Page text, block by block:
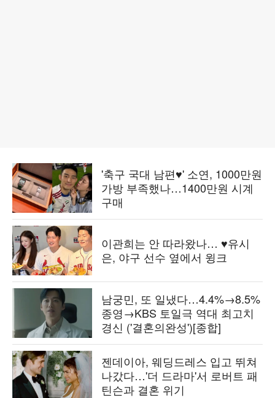
'축구 국대 남편♥' 소연, 1000만원
가방 부족했나…1400만원 시계
구매
이관희는 안 따라왔나… ♥유시
은, 야구 선수 옆에서 윙크
남궁민, 또 일냈다…4.4%→8.5%
종영→KBS 토일극 역대 최고치
경신 ('결혼의완성')[종합]
젠데이아, 웨딩드레스 입고 뛰쳐
나갔다…'더 드라마'서 로버트 패
틴슨과 결혼 위기